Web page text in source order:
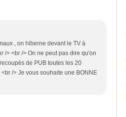
, on hiberne devant le TV à
/> <br /> On ne peut pas dire qu'on
de PUB toutes les 20
/> Je vous souhaite une BONNE